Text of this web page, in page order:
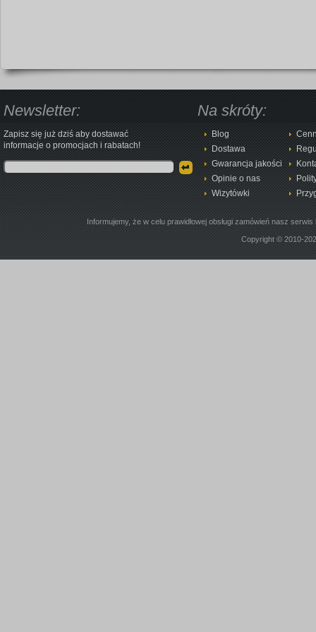
Newsletter:
Zapisz się już dziś aby dostawać
informacje o promocjach i rabatach!
Na skróty:
Blog
Dostawa
Gwarancja jakości
Opinie o nas
Wizytówki
Informujemy, że w celu prawidłowej obsługi zamówień nasz
Copyright © 2010-